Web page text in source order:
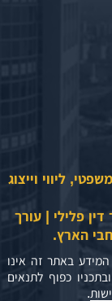
ליווי וייצוג
פלילי | עורך
המידע באתר זה אינו
כפוף לתנאים
.